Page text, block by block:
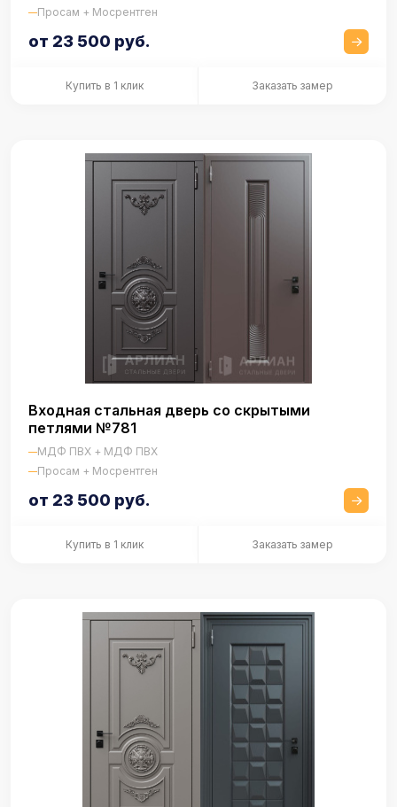
Просам + Мосрентген
от 23 500 руб.
Купить в 1 клик Заказать замер
Входная стальная дверь со скрытыми
петлями №781
МДФ ПВХ + МДФ ПВХ
Просам + Мосрентген
от 23 500 руб.
Купить в 1 клик Заказать замер